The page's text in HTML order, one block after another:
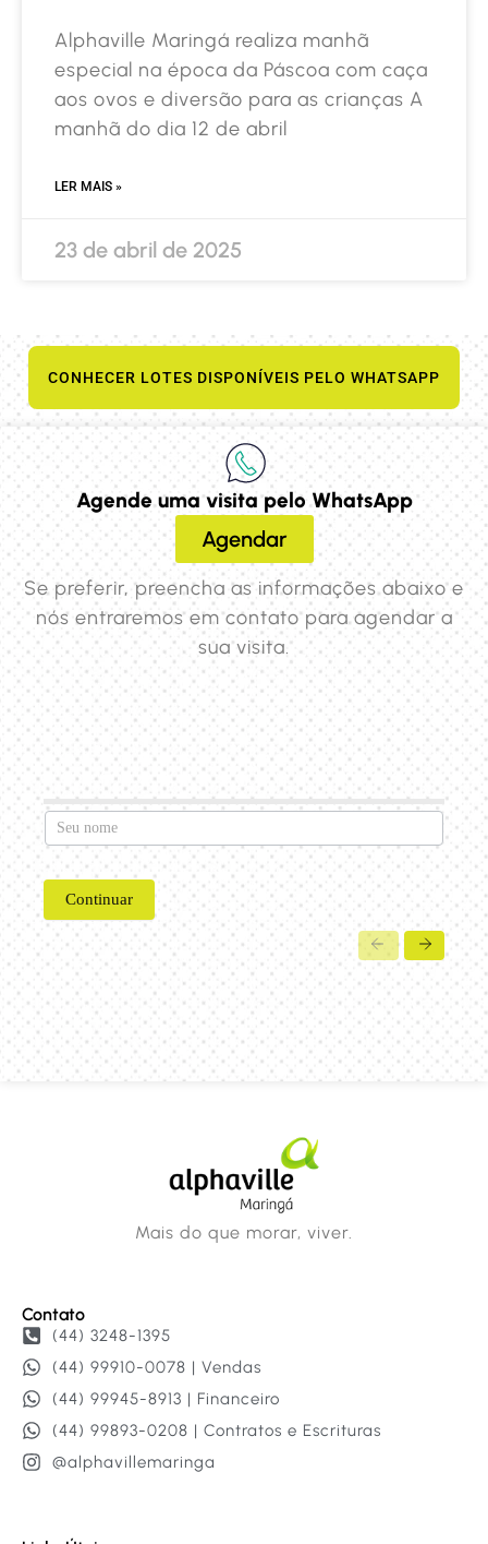
Alphaville Maringá realiza manhã
especial na época da Páscoa com caça
aos ovos e diversão para as crianças A
manhã do dia 12 de abril
LER MAIS »
23 de abril de 2025
CONHECER LOTES DISPONÍVEIS PELO WHATSAPP
Agende uma visita pelo WhatsApp
Agendar
Se preferir, preencha as informações abaixo e
nós entraremos em contato para agendar a
sua visita.
Agendamento
de Visita
Continuar
Mais do que morar, viver.
Contato
(44) 3248-1395
(44) 99910-0078 | Vendas
(44) 99945-8913 | Financeiro
(44) 99893-0208 | Contratos e Escrituras
@alphavillemaringa